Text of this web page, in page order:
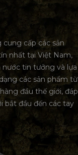
cung cấp các sản
nhất tại Việt Nam,
tin tưởng và lựa
các sản phẩm từ
đầu thế giới, đáp
bắt đầu đến các tay